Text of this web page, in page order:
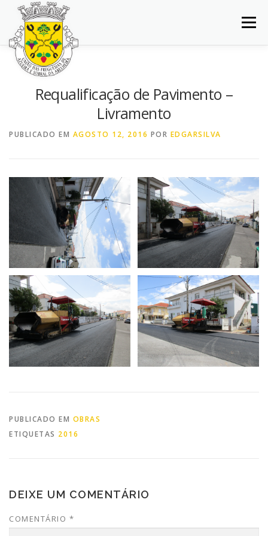
Saltar
conteúdo
Menu
INÍCIO JUNTA DE FREGUESIA
NOTÍCIAS
Requalificação de Pavimento –
Livramento
PUBLICADO EM AGOSTO 12, 2016 POR EDGARSILVA
PUBLICADO EM OBRAS
ETIQUETAS 2016
DEIXE UM COMENTÁRIO
COMENTÁRIO *